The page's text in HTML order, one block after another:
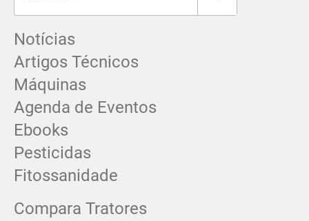
Notícias
Artigos Técnicos
Máquinas
Agenda de Eventos
Ebooks
Pesticidas
Fitossanidade
Compara Tratores